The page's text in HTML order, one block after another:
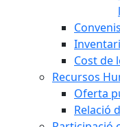
Convenis
Cost de
Recursos
Oferta
Relació